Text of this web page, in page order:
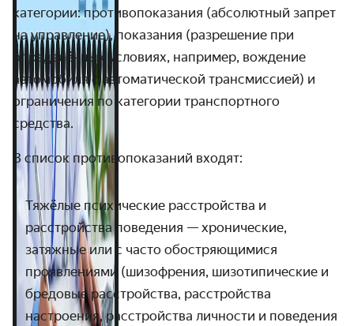
категории: противопоказания (абсолютный запрет
на управление), показания (разрешение при
определённых условиях, например, вождение
автомобиля с автоматической трансмиссией) и
ограничения по категории транспортного
средства.
В список противопоказаний входят:
Тяжёлые психические расстройства и
расстройства поведения — хронические,
затяжные или с часто обостряющимися
проявлениями (шизофрения, шизотипические и
бредовые расстройства, расстройства
настроения, расстройства личности и поведения